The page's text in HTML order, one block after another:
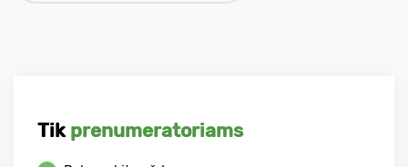
Tik prenumeratoriams